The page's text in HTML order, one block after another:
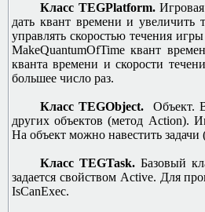
Класс TEGPlatform.
дать квант времени и
управлять скоростью течения
MakeQuantumOfTime квант
кванта времени и скорости
большее число раз.
Класс TEGObject.
Объект.
других объектов (метод Action).
На объект можно навестить
Класс TEGTask.Базовый
задается свойством Active. Для
IsCanExec.